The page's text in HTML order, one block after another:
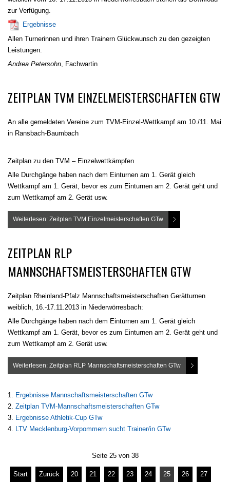
zur Verfügung.
Ergebnisse
Allen Turnerinnen und ihren Trainern Glückwunsch zu den gezeigten
Leistungen.
Andrea Petersohn, Fachwartin
ZEITPLAN TVM EINZELMEISTERSCHAFTEN GTW
An alle gemeldeten Vereine zum TVM-Einzel-Wettkampf am 10./11. Mai
in Ransbach-Baumbach
Zeitplan zu den TVM – Einzelwettkämpfen
Alle Durchgänge haben nach dem Einturnen am 1. Gerät gleich
Wettkampf am 1. Gerät, bevor es zum Einturnen am 2. Gerät geht und
zum Wettkampf am 2. Gerät usw.
Weiterlesen: Zeitplan TVM Einzelmeisterschaften GTw
ZEITPLAN RLP
MANNSCHAFTSMEISTERSCHAFTEN GTW
Zeitplan Rheinland-Pfalz Mannschaftsmeisterschaften Gerätturnen
weiblich, 16.-17.11.2013 in Niederwörresbach:
Alle Durchgänge haben nach dem Einturnen am 1. Gerät gleich
Wettkampf am 1. Gerät, bevor es zum Einturnen am 2. Gerät geht und
zum Wettkampf am 2. Gerät usw.
Weiterlesen: Zeitplan RLP Mannschaftsmeisterschaften GTw
Ergebnisse Mannschaftsmeisterschaften GTw
Zeitplan TVM-Mannschaftsmeisterschaften GTw
Ergebnisse Athletik-Cup GTw
LTV Mecklenburg-Vorpommern sucht Trainer/in GTw
Seite 25 von 38
Start Zurück 20 21 22 23 24 25 26
27